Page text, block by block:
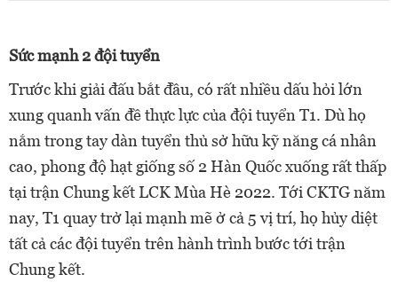
Sức mạnh 2 đội tuyển
Trước khi giải đấu bắt đầu, có rất nhiều dấu hỏi lớn
xung quanh vấn đề thực lực của đội tuyển T1. Dù họ
nắm trong tay dàn tuyển thủ sở hữu kỹ năng cá nhân
cao, phong độ hạt giống số 2 Hàn Quốc xuống rất thấp
tại trận Chung kết LCK Mùa Hè 2022. Tới CKTG năm
nay, T1 quay trở lại mạnh mẽ ở cả 5 vị trí, họ hủy diệt
tất cả các đội tuyển trên hành trình bước tới trận
Chung kết.